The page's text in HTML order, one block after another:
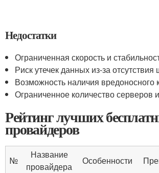
Недостатки
Ограниченная скорость и
Риск утечек данных из-за
Возможность наличия вредоносного
Ограниченное количество серверов
Рейтинг лучших
провайдеров
№
Название
провайдера
Особенности